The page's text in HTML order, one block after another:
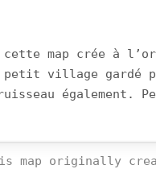
cette map crée à
petit village gardé
également.
originally